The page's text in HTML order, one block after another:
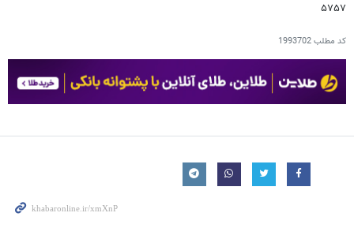
۵۷۵۷
کد مطلب1993702